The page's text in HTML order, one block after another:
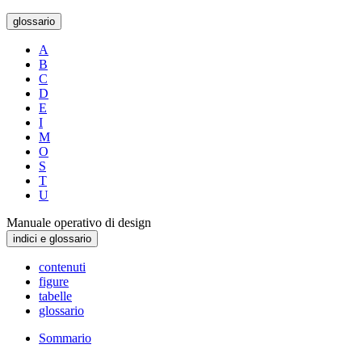
glossario
A
B
C
D
E
I
M
O
S
T
U
Manuale operativo di design
indici e glossario
contenuti
figure
tabelle
glossario
Sommario